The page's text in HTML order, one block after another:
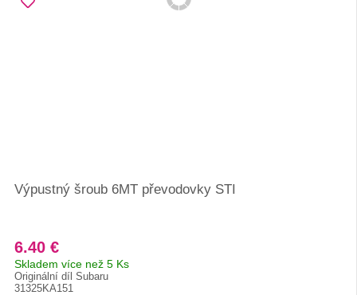
Výpustný šroub 6MT převodovky STI
6.40 €
Skladem více než 5 Ks
Originální díl Subaru
31325KA151